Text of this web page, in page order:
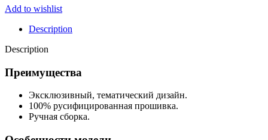
Add to wishlist
Description
Description
Преимущества
Эксклюзивный, тематический дизайн.
100% русифицированная прошивка.
Ручная сборка.